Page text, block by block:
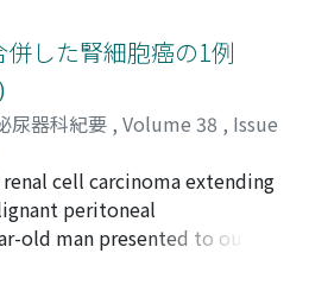
nephrectomy and
were performed.
revealed renal cell carcinoma
to both adrenal glands.
from renal cell carcinoma is
the fourth case in the
した腎細胞癌の1例
尿器科紀要 , Volume 38 , Issue
岡部, 達士郎;松本, 正朗;
Toshiyuki;
Masao
cell carcinoma extending
peritoneal
old man presented to our
hematuria. Upon